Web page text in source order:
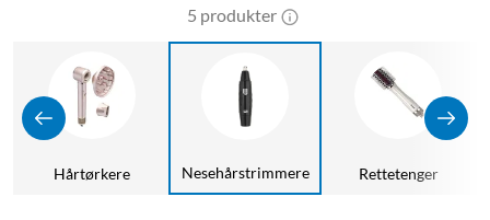
5 produkter
Hårtørkere Nesehårstrimmere Rettetenger